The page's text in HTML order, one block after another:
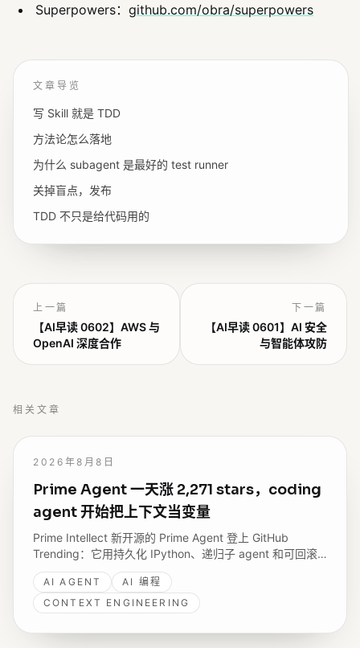
Superpowers： github.com/obra/superpowers
文章导览
写 Skill 就是 TDD
方法论怎么落地
为什么 subagent 是最好的 test runner
关掉盲点，发布
TDD 不只是给代码用的
上一篇
【AI早读 0602】AWS 与
OpenAI 深度合作
下一篇
【AI早读 0601】AI 安全
与智能体攻防
相关文章
2026年8月8日
Prime Agent 一天涨 2,271 stars，coding
agent 开始把上下文当变量
Prime Intellect 新开源的 Prime Agent 登上 GitHub
Trending：它用持久化 IPython、递归子 agent 和可回滚
的 continual harness，尝试解决 coding agent 跑不久、
记不住、改不动自己的问题。
AI AGENT
AI 编程
CONTEXT ENGINEERING